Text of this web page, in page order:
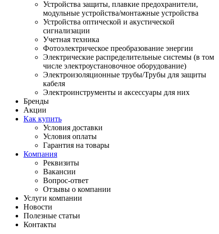
Устройства защиты, плавкие предохранители,
модульные устройства/монтажные устройства
Устройства оптической и акустической
сигнализации
Учетная техника
Фотоэлектрическое преобразование энергии
Электрические распределительные системы (в том
числе электроустановочное оборудование)
Электроизоляционные трубы/Трубы для защиты
кабеля
Электроинструменты и аксессуары для них
Бренды
Акции
Как купить
Условия доставки
Условия оплаты
Гарантия на товары
Компания
Реквизиты
Вакансии
Вопрос-ответ
Отзывы о компании
Услуги компании
Новости
Полезные статьи
Контакты